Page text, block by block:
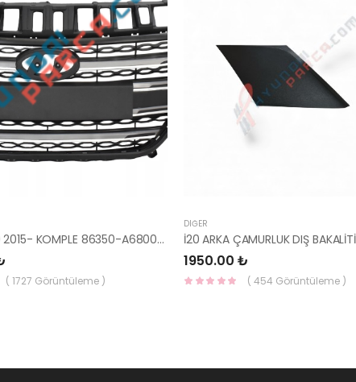
PANJUR İ30 2015- KOMPLE 86350-A6800-YS
( 1727 Görüntüleme )
DIĞER
1950.00 ₺
( 454 Görüntüleme )